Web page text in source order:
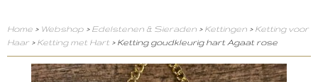
Home > Webshop > Edelstenen & Sieraden > Kettingen > Ketting voor
Haar > Ketting met Hart > Ketting goudkleurig hart Agaat rose